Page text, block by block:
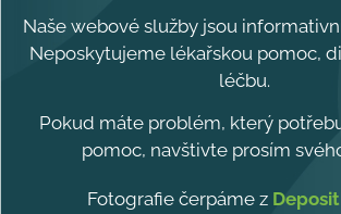
Naše webové služby jsou
Neposkytujeme lékařskou pomoc,
léčbu.
Pokud máte problém, který
pomoc, navštivte prosím
Fotografie čerpáme z